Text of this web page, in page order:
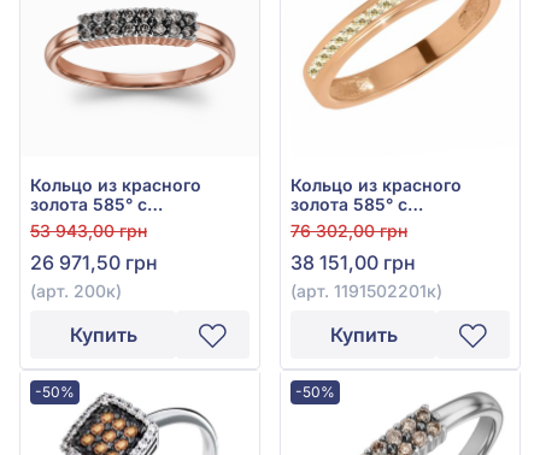
Кольцо из красного
золота 585° с
коричневым
бриллиантом 0,16ct, арт.
200к
53 943,00 грн
26 971,50 грн
(арт. 200к)
Купить
Кольцо из красного
золота 585° с
коричневым
бриллиантом 0,18ct, арт.
1191502201к
76 302,00 грн
38 151,00 грн
(арт. 1191502201к)
Купить
-50% -50%